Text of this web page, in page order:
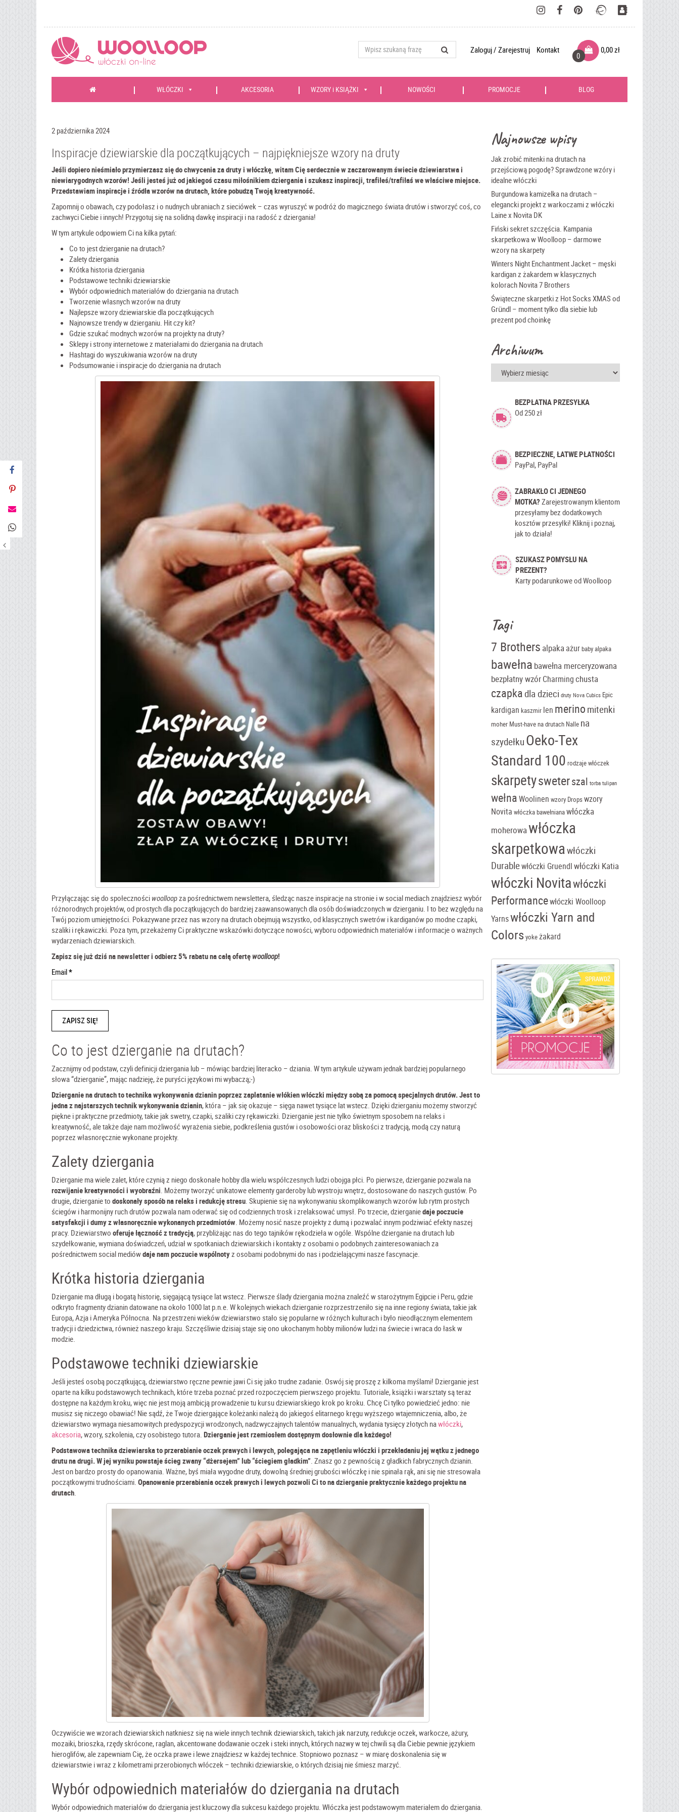
Zaloguj / Zarejestruj Kontakt
0
0,00zł
WŁÓCZKI AKCESORIA WZORY i KSIĄŻKI NOWOŚCI PROMOCJE BLOG
Inspiracje dziewiarskie dla początkujących – najpiękniejsze wzory na druty
2 października 2024
Jeśli dopiero nieśmiało przymierzasz się do chwycenia za druty i włóczkę, witam Cię serdecznie w zaczarowanym świecie dziewiarstwa i
niewiarygodnych wzorów! Jeśli jesteś już od jakiegoś czasu miłośnikiem dziergania i szukasz inspiracji, trafiłeś/trafiłaś we właściwe miejsce.
Przedstawiam inspiracje i źródła wzorów na drutach, które pobudzą Twoją kreatywność.
Zapomnij o obawach, czy podołasz i o nudnych ubraniach z sieciówek – czas wyruszyć w podróż do magicznego świata drutów i stworzyć coś, co
zachwyci Ciebie i innych! Przygotuj się na solidną dawkę inspiracji i na radość z dziergania!
W tym artykule odpowiem Ci na kilka pytań:
Co to jest dzierganie na drutach?
Zalety dziergania
Krótka historia dziergania
Podstawowe techniki dziewiarskie
Wybór odpowiednich materiałów do dziergania na drutach
Tworzenie własnych wzorów na druty
Najlepsze wzory dziewiarskie dla początkujących
Najnowsze trendy w dzierganiu. Hit czy kit?
Gdzie szukać modnych wzorów na projekty na druty?
Sklepy i strony internetowe z materiałami do dziergania na drutach
Hashtagi do wyszukiwania wzorów na druty
Podsumowanie i inspiracje do dziergania na drutach
Przyłączając się do społeczności woolloopza pośrednictwem newslettera, śledząc nasze inspiracje na stronie i w social mediach znajdziesz wybór
różnorodnych projektów, od prostych dla początkujących do bardziej zaawansowanych dla osób doświadczonych w dzierganiu. I to bez względu na
Twój poziom umiejętności. Pokazywane przez nas wzory na drutach obejmują wszystko, od klasycznych swetrów i kardiganów po modne czapki,
szaliki i rękawiczki. Poza tym, przekażemy Ci praktyczne wskazówki dotyczące nowości, wyboru odpowiednich materiałów i informacje o ważnych
wydarzeniach dziewiarskich.
Zapisz się już dziś na newsletter i odbierz 5% rabatu na całą ofertę woolloop!
Email*
Co to jest dzierganie na drutach?
Zacznijmy od podstaw, czyli definicji dziergania lub – mówiąc bardziej literacko – dziania. W tym artykule używam jednak bardziej popularnego
słowa “dzierganie”, mając nadzieję, że puryści językowi mi wybaczą;-)
Dzierganie na drutach to technika wykonywania dzianin poprzez zaplatanie włókien włóczki między sobą za pomocą specjalnych drutów. Jest to
jedna z najstarszych technik wykonywania dzianin, która – jak się okazuje – sięga nawet tysiące lat wstecz. Dzięki dzierganiu możemy stworzyć
piękne i praktyczne przedmioty, takie jak swetry, czapki, szaliki czy rękawiczki. Dzierganie jest nie tylko świetnym sposobem na relaks i
kreatywność, ale także daje nam możliwość wyrażenia siebie, podkreślenia gustów i osobowości oraz bliskości z tradycją, modą czy naturą
poprzez własnoręcznie wykonane projekty.
Zalety dziergania
Dzierganie ma wiele zalet, które czynią z niego doskonałe hobby dla wielu współczesnych ludzi obojga płci. Po pierwsze, dzierganie pozwala na
rozwijanie kreatywności i wyobraźni. Możemy tworzyć unikatowe elementy garderoby lub wystroju wnętrz, dostosowane do naszych gustów. Po
drugie, dzierganie to doskonały sposób na relaks i redukcję stresu. Skupienie się na wykonywaniu skomplikowanych wzorów lub rytm prostych
ściegów i harmonijny ruch drutów pozwala nam oderwać się od codziennych trosk i zrelaksować umysł. Po trzecie, dzierganiedaje poczucie
satysfakcji i dumy z własnoręcznie wykonanych przedmiotów. Możemy nosić nasze projekty z dumą i pozwalać innym podziwiać efekty naszej
pracy. Dziewiarstwo oferuje łączność z tradycją, przybliżając nas do tego tajników rękodzieła w ogóle. Wspólne dzierganie na drutach lub
szydełkowanie, wymiana doświadczeń, udział w spotkaniach dziewiarskich i kontakty z osobami o podobnych zainteresowaniach za
pośrednictwem social mediówdaje nam poczucie wspólnotyz osobami podobnymi do nas i podzielającymi nasze fascynacje.
Krótka historia dziergania
Dzierganie ma długą i bogatą historię, sięgającą tysiące lat wstecz. Pierwsze ślady dziergania można znaleźć w starożytnym Egipcie i Peru, gdzie
odkryto fragmenty dzianin datowane na około 1000 lat p.n.e. W kolejnych wiekach dzierganie rozprzestrzeniło się na inne regiony świata, takie jak
Europa, Azja i Ameryka Północna. Na przestrzeni wieków dziewiarstwo stało się popularne w różnych kulturach i było nieodłącznym elementem
tradycji i dziedzictwa, również naszego kraju. Szczęśliwie dzisiaj staje się ono ukochanym hobby milionów ludzi na świecie i wraca do łask w
modzie.
Podstawowe techniki dziewiarskie
Jeśli jesteś osobą początkującą, dziewiarstwo ręczne pewnie jawi Ci się jako trudne zadanie. Oswój się proszę z kilkoma myślami! Dzierganie jest
oparte na kilku podstawowych technikach, które trzeba poznać przed rozpoczęciem pierwszego projektu. Tutoriale, książki i warsztaty są teraz
dostępne na każdym kroku, więc nie jest moją ambicją prowadzenie tu kursu dziewiarskiego krok po kroku. Chcę Ci tylko powiedzieć jedno: nie
musisz się niczego obawiać! Nie sądź, że Twoje dziergające koleżanki należą do jakiegoś elitarnego kręgu wyższego wtajemniczenia, albo, że
dziewiarstwo wymaga niesamowitych predyspozycji wrodzonych, nadzwyczajnych talentów manualnych, wydania tysięcy złotych nawłóczki,
akcesoria, wzory, szkolenia, czy osobistego tutora. Dzierganie jest rzemiosłem dostępnym dosłownie dla każdego!
Podstawowa technika dziewiarskato przerabianie oczek prawych i lewych, polegająca na zapętleniu włóczki i przekładaniu jej wątku z jednego
drutu na drugi. W jej wyniku powstaje ścieg zwany “dżersejem” lub “ściegiem gładkim”. Znasz go z pewnością z gładkich fabrycznych dzianin.
Jest on bardzo prosty do opanowania. Ważne, byś miała wygodne druty, dowolną średniej grubości włóczkę i nie spinała rąk, ani się nie stresowała
początkowymi trudnościami. Opanowanie przerabiania oczek prawych i lewych pozwoli Ci to na dzierganie praktycznie każdego projektu na
drutach.
Oczywiście we wzorach dziewiarskich natkniesz się na wiele innych technik dziewiarskich, takich jak narzuty, redukcje oczek, warkocze, ażury,
mozaiki, brioszka, rzędy skrócone, raglan, akcentowane dodawanie oczek i steki innych, których nazwy w tej chwili są dla Ciebie pewnie językiem
hieroglifów, ale zapewniam Cię, że oczka prawe i lewe znajdziesz w każdej technice. Stopniowo poznasz – w miarę doskonalenia się w
dziewiarstwie i wraz z kilometrami przerobionych włóczek – techniki dziewiarskie, o których dzisiaj nie śmiesz marzyć.
Wybór odpowiednich materiałów do dziergania na drutach
Wybór odpowiednich materiałów do dziergania jest kluczowy dla sukcesu każdego projektu. Włóczka jest podstawowym materiałem do dziergania.
Najnowsze wpisy
Jak zrobić mitenki na drutach na
przejściową pogodę? Sprawdzone wzóry i
idealne włóczki
Burgundowa kamizelka na drutach –
elegancki projekt z warkoczami z włóczki
Laine x Novita DK
Fiński sekret szczęścia. Kampania
skarpetkowa w Woolloop – darmowe
wzory na skarpety
Winters Night Enchantment Jacket – męski
kardigan z żakardem w klasycznych
kolorach Novita 7 Brothers
Świąteczne skarpetki z Hot Socks XMAS od
Gründl – moment tylko dla siebie lub
prezent pod choinkę
Archiwum
Archiwum
BEZPŁATNA PRZESYŁKA
Od 250 zł
BEZPIECZNE, ŁATWE PŁATNOŚCI
PayPal, PayPal
ZABRAKŁO CI JEDNEGO
MOTKA? Zarejestrowanym klientom
przesyłamy bez dodatkowych
kosztów przesyłki! Kliknij i poznaj,
jak to działa!
SZUKASZ POMYSŁU NA
PREZENT?
Karty podarunkowe od Woolloop
Tagi
7 Brothers alpakaażurbaby alpaka
bawełna bawełna merceryzowana
bezpłatny wzórCharmingchusta
czapka dla dzieci druty Nova Cubics Epic
kardigan kaszmir len merino mitenki
moher Must-havena drutach Nalle na
szydełku Oeko-Tex
Standard 100 rodzaje włóczek
skarpetysweterszal torba tulipan
wełnaWoolinen wzory Dropswzory
Novita włóczka bawełnianawłóczka
moherowawłóczka
skarpetkowawłóczki
Durablewłóczki Gruendlwłóczki Katia
włóczki Novitawłóczki
Performancewłóczki Woolloop
Yarnswłóczki Yarn and
Colorsyokeżakard